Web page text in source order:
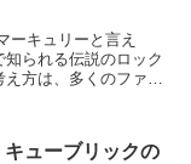
ーキュリーと言え
られる伝説のロック
方は、多くのファン
キューブリックの